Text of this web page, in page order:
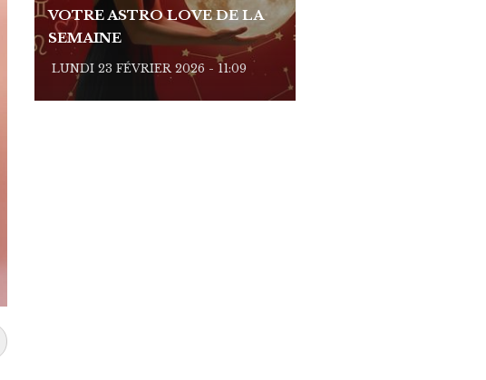
VOTRE ASTRO LOVE DE LA
SEMAINE
LUNDI 23 FÉVRIER 2026 - 11:09